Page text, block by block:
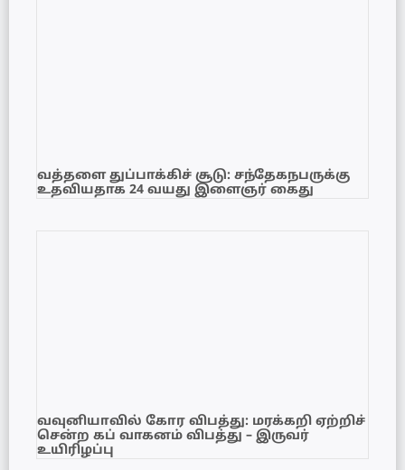
வத்தளை துப்பாக்கிச் சூடு: சந்தேகநபருக்கு
உதவியதாக 24 வயது இளைஞர் கைது
வவுனியாவில் கோர விபத்து: மரக்கறி ஏற்றிச்
சென்ற கப் வாகனம் விபத்து – இருவர்
உயிரிழப்பு